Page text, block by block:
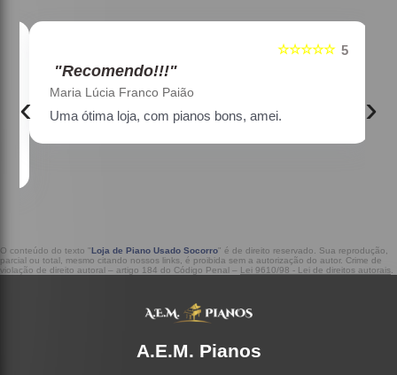
5
☆☆☆☆☆
"Recomendo!!!"
Maria Lúcia Franco Paião
Uma ótima loja, com pianos bons, amei.
‹ ›
O conteúdo do texto "Loja de Piano Usado Socorro" é de direito reservado. Sua reprodução,
parcial ou total, mesmo citando nossos links, é proibida sem a autorização do autor. Crime de
violação de direito autoral – artigo 184 do Código Penal – Lei 9610/98 - Lei de direitos autorais
A.E.M. Pianos